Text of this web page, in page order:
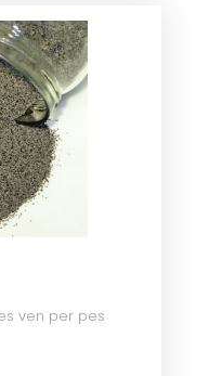
ven per pes